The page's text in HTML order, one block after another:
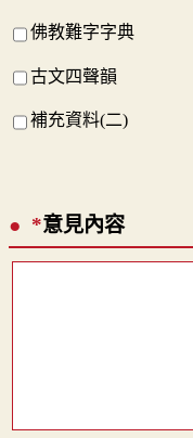
佛教難字字典
古文四聲韻
補充資料(二)
*意見內容